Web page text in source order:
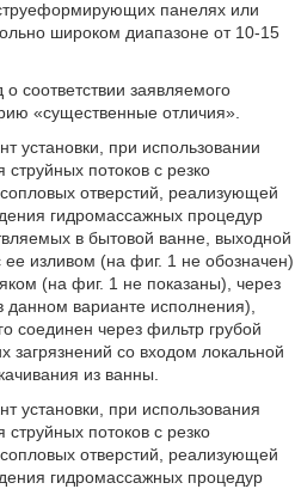
панелях или
широком диапазоне от 10-15
соответствии заявляемого
«существенные отличия».
установки, при использовании
потоков с резко
отверстий, реализующей
гидромассажных процедур
в бытовой ванне, выходной
ее изливом (на фиг. 1 не обозначен)
(на фиг. 1 не показаны), через
данном варианте исполнения),
соединен через фильтр грубой
загрязнений со входом локальной
из ванны.
установки, при использования
потоков с резко
отверстий, реализующей
гидромассажных процедур